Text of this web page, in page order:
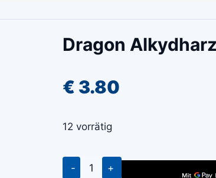
Dragon
€ 3.80
12 vorrätig
Dragon